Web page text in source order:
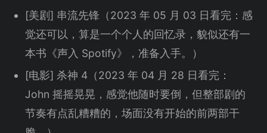
[美剧] 串流先锋（2023 年 05 月 03 日看完：感
觉还可以，算是一个个人的回忆录，貌似还有一
本书《声入 Spotify》，准备入手。）
[电影] 杀神 4（2023 年 04 月 28 日看完：
John 摇摇晃晃，感觉他随时要倒，但整部剧的
节奏有点乱糟糟的，场面没有开始的前两部干